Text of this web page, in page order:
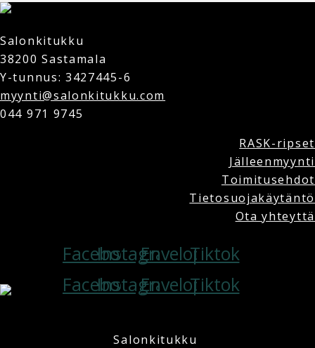
Salonkitukku
38200 Sastamala
Y-tunnus: 3427445-6
myynti@salonkitukku.com
044 971 9745
RASK-ripset
Jälleenmyynti
Toimitusehdot
Tietosuojakäytäntö
Ota yhteyttä
Facebook
Instagram
EnvelopeTiktok
Facebook
Instagram
EnvelopeTiktok
Salonkitukku